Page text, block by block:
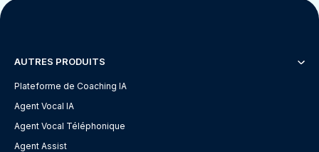
AUTRES PRODUITS
Plateforme de Coaching IA
Agent Vocal IA
Agent Vocal Téléphonique
Agent Assist